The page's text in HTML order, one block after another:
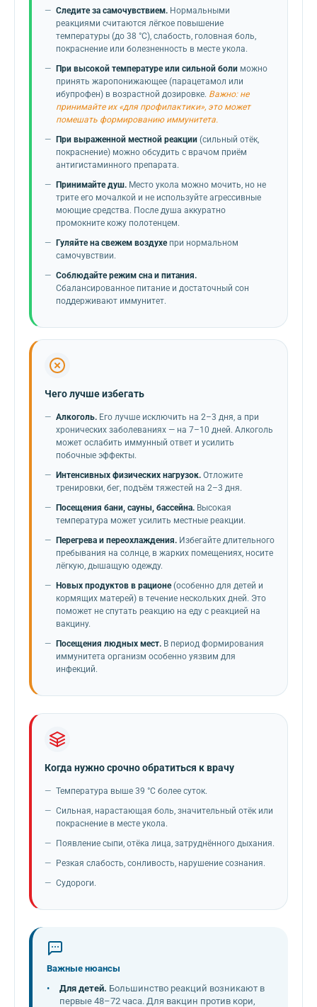
Следите за самочувствием. Нормальными
реакциями считаются лёгкое повышение
температуры (до 38 °C), слабость, головная боль,
покраснение или болезненность в месте укола.
При высокой температуре или сильной боли можно
принять жаропонижающее (парацетамол или
ибупрофен) в возрастной дозировке. Важно: не
принимайте их «для профилактики», это может
помешать формированию иммунитета.
При выраженной местной реакции (сильный отёк,
покраснение) можно обсудить с врачом приём
антигистаминного препарата.
Принимайте душ. Место укола можно мочить, но не
трите его мочалкой и не используйте агрессивные
моющие средства. После душа аккуратно
промокните кожу полотенцем.
Гуляйте на свежем воздухепри нормальном
самочувствии.
Соблюдайте режим сна и питания.
Сбалансированное питание и достаточный сон
поддерживают иммунитет.
Чего лучше избегать
Алкоголь. Его лучше исключить на 2–3 дня, а при
хронических заболеваниях — на 7–10 дней. Алкоголь
может ослабить иммунный ответ и усилить
побочные эффекты.
Интенсивных физических нагрузок. Отложите
тренировки, бег, подъём тяжестей на 2–3 дня.
Посещения бани, сауны, бассейна. Высокая
температура может усилить местные реакции.
Перегрева и переохлаждения. Избегайте длительного
пребывания на солнце, в жарких помещениях, носите
лёгкую, дышащую одежду.
Новых продуктов в рационе(особенно для детей и
кормящих матерей) в течение нескольких дней. Это
поможет не спутать реакцию на еду с реакцией на
вакцину.
Посещения людных мест. В период формирования
иммунитета организм особенно уязвим для
инфекций.
Когда нужно срочно обратиться к врачу
Температура выше 39 °C более суток.
Сильная, нарастающая боль, значительный отёк или
покраснение в месте укола.
Появление сыпи, отёка лица, затруднённого дыхания.
Резкая слабость, сонливость, нарушение сознания.
Судороги.
Важные нюансы
Для детей. Большинство реакций возникают в
первые 48–72 часа. Для вакцин против кори,